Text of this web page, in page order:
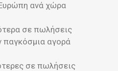
ανά χώρα
σε πωλήσεις
παγκόσμια αγορά
σε πωλήσεις